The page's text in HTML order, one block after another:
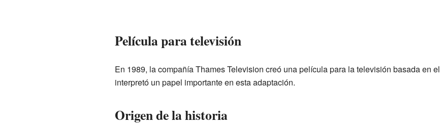
Película para televisión
En 1989, la compañía Thames Television creó una película para la televisión basada en
interpretó un papel importante en esta adaptación.
Origen de la historia